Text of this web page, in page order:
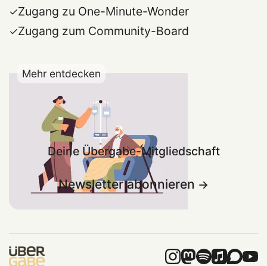
Zugang zu One-Minute-Wonder
Zugang zum Community-Board
Mehr entdecken
Deine Übergabe-Mitgliedschaft
Newsletter abonnieren